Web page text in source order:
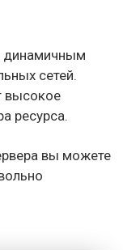
динамичным
сетей.
высокое
ресурса.
вы можете